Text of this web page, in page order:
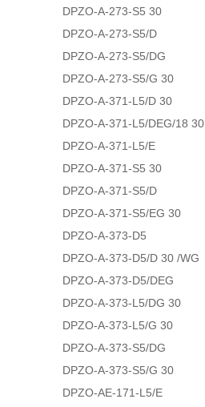
DPZO-A-273-S5 30
DPZO-A-273-S5/D
DPZO-A-273-S5/DG
DPZO-A-273-S5/G 30
DPZO-A-371-L5/D 30
DPZO-A-371-L5/DEG/18 30
DPZO-A-371-L5/E
DPZO-A-371-S5 30
DPZO-A-371-S5/D
DPZO-A-371-S5/EG 30
DPZO-A-373-D5
DPZO-A-373-D5/D 30 /WG
DPZO-A-373-D5/DEG
DPZO-A-373-L5/DG 30
DPZO-A-373-L5/G 30
DPZO-A-373-S5/DG
DPZO-A-373-S5/G 30
DPZO-AE-171-L5/E